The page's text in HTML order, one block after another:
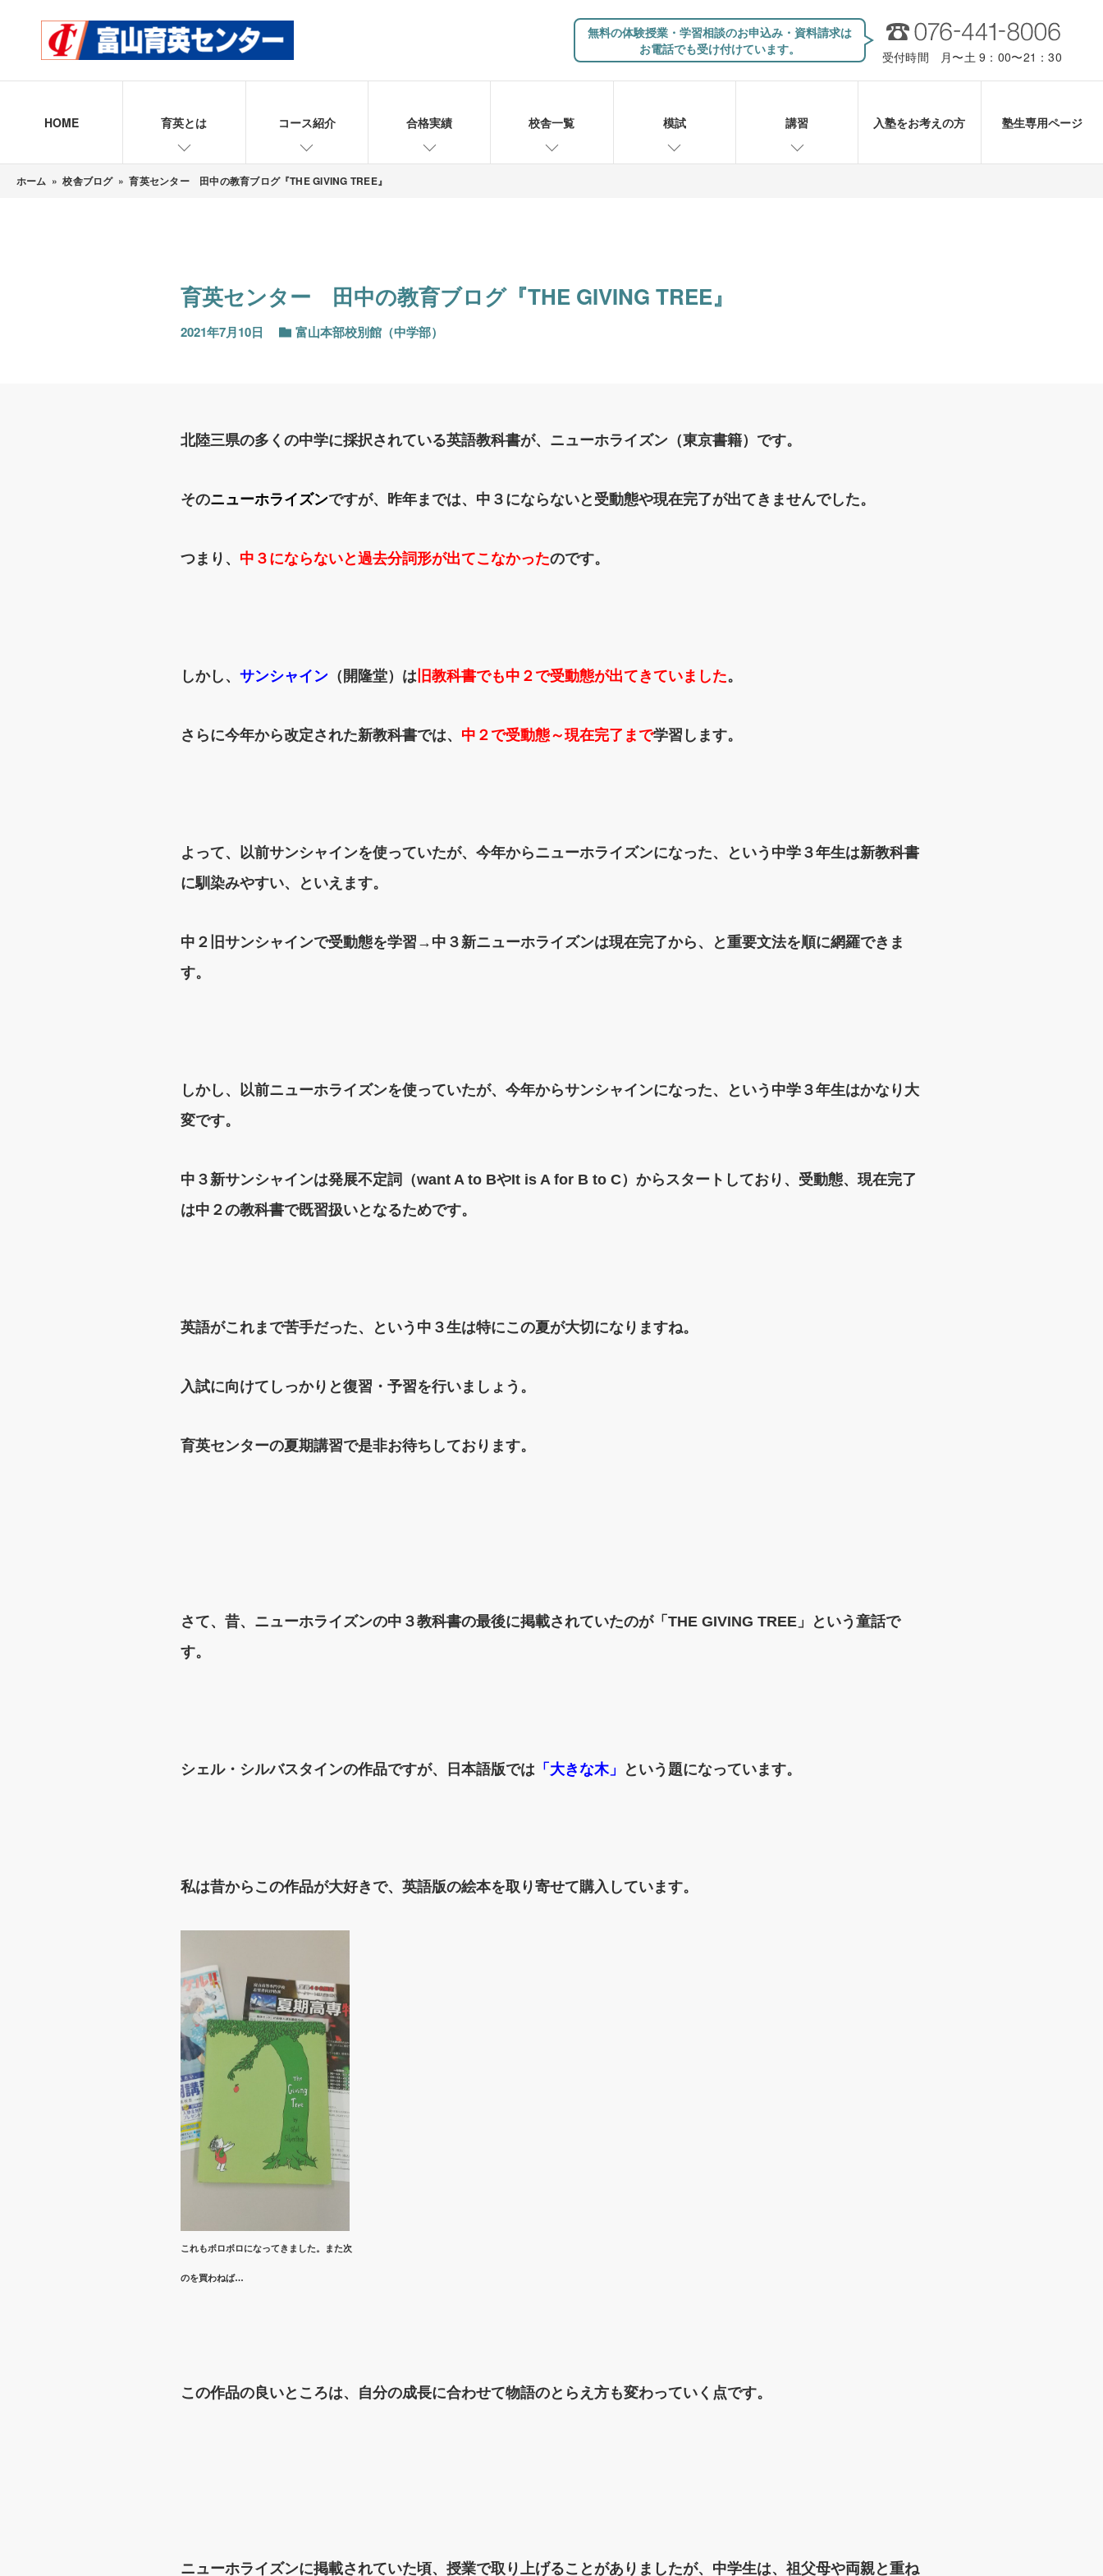
無料の体験授業・学習相談のお申込み・資料請求は
お電話でも受け付けています。
受付時間 月〜土 9：00〜21：30
HOME 育英とは コース紹介 合格実績 校舎一覧 模試 講習 入塾をお考えの方 塾生専用ページ
ホーム » 校舎ブログ » 育英センター 田中の教育ブログ『THE GIVING TREE』
育英センター 田中の教育ブログ『THE GIVING TREE』
2021年7月10日 富山本部校別館（中学部）
北陸三県の多くの中学に採択されている英語教科書が、ニューホライズン（東京書籍）です。
そのニューホライズンですが、昨年までは、中３にならないと受動態や現在完了が出てきませんでした。
つまり、 中３にならないと過去分詞形が出てこなかったのです。
しかし、 サンシャイン （開隆堂）は 旧教科書でも中２で受動態が出てきていました。
さらに今年から改定された新教科書では、 中２で受動態～現在完了まで学習します。
よって、以前サンシャインを使っていたが、今年からニューホライズンになった、という中学３年生は新教科書
に馴染みやすい、といえます。
中２旧サンシャインで受動態を学習→中３新ニューホライズンは現在完了から、と重要文法を順に網羅できま
す。
しかし、以前ニューホライズンを使っていたが、今年からサンシャインになった、という中学３年生はかなり大
変です。
中３新サンシャインは発展不定詞（want A to BやIt is A for B to C）からスタートしており、受動態、現在完了
は中２の教科書で既習扱いとなるためです。
英語がこれまで苦手だった、という中３生は特にこの夏が大切になりますね。
入試に向けてしっかりと復習・予習を行いましょう。
育英センターの夏期講習で是非お待ちしております。
さて、昔、ニューホライズンの中３教科書の最後に掲載されていたのが「THE GIVING TREE」という童話で
す。
シェル・シルバスタインの作品ですが、日本語版では 「大きな木」 という題になっています。
私は昔からこの作品が大好きで、英語版の絵本を取り寄せて購入しています。
これもボロボロになってきました。また次
のを買わねば…
この作品の良いところは、自分の成長に合わせて物語のとらえ方も変わっていく点です。
ニューホライズンに掲載されていた頃、授業で取り上げることがありましたが、中学生は、祖父母や両親と重ね